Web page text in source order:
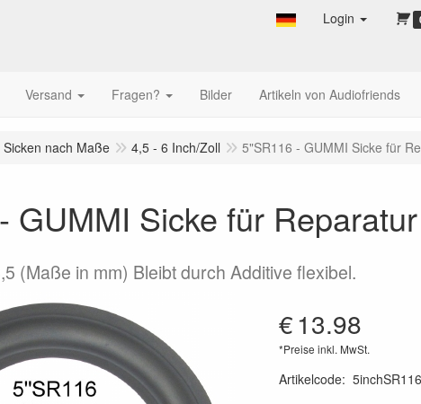
Login
Versand Fragen? Bilder Artikeln von Audiofriends
Sicken nach Maße 4,5 - 6 Inch/Zoll 5"SR116 - GUMMI Sicke für
GUMMI Sicke für
(Maße in mm) Bleibt durch Additive flexibel.
€13.98
*Preise inkl. MwSt.
Artikelcode: 5inchSR116